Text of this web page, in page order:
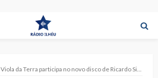
Viola da Terra participa no novo disco de Ricardo Silva “A Guitarra e as Violas”